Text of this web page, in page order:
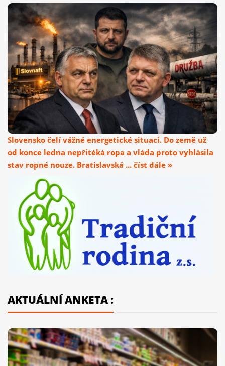
Slovensko čelí vážné energetické situaci. Do země už
od konce ledna nepřitéká ropa a vláda proto vyhlásila
stav ropné nouze. Bratislavská ... číst dále »
AKTUÁLNÍ ANKETA :